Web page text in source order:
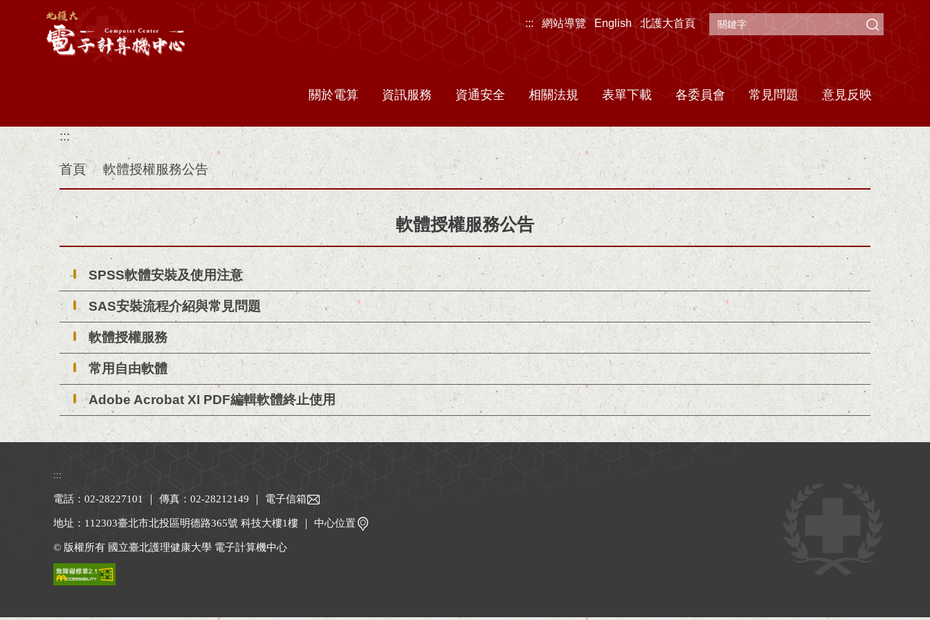
區
::: 網站導覽 English 北護大首頁
關於電算 資訊服務 資通安全 相關法規 表單下載 各委員會 常見問題 意見反映
:::
首頁 軟體授權服務公告
軟體授權服務公告
SPSS軟體安裝及使用注意
SAS安裝流程介紹與常見問題
軟體授權服務
常用自由軟體
Adobe Acrobat XI PDF編輯軟體終止使用
:::
電話：02-28227101 ｜ 傳真：02-28212149 ｜ 電子信箱
地址：112303臺北市北投區明德路365號 科技大樓1樓 ｜中心位置
© 版權所有 國立臺北護理健康大學 電子計算機中心